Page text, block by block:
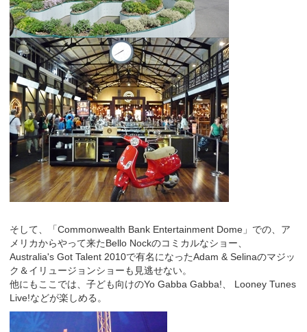
そして、「Commonwealth Bank Entertainment Dome」での、ア
メリカからやって来たBello Nockのコミカルなショー、
Australia's Got Talent 2010で有名になったAdam & Selinaのマジッ
ク＆イリュージョンショーも見逃せない。
他にもここでは、子ども向けのYo Gabba Gabba!、 Looney Tunes
Live!などが楽しめる。